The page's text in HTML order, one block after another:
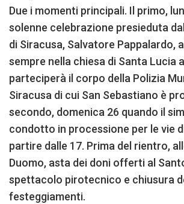
Due i momenti principali. Il primo,
solenne celebrazione presieduta
di Siracusa, Salvatore Pappalardo,
sempre nella chiesa di Santa Lucia
parteciperà il corpo della Polizia
Siracusa di cui San Sebastiano è
secondo, domenica 26 quando il
condotto in processione per le vie
partire dalle 17. Prima del rientro,
Duomo, asta dei doni offerti al
spettacolo pirotecnico e chiusura
festeggiamenti.